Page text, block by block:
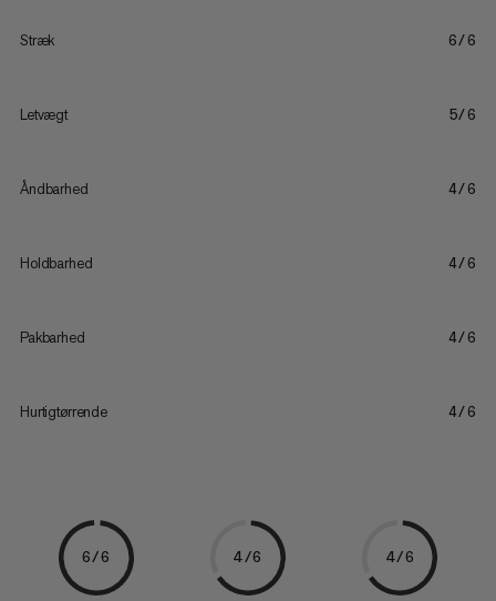
Stræk 6/6
Letvægt 5/6
Åndbarhed 4/6
Holdbarhed 4/6
Pakbarhed 4/6
Hurtigtørrende 4/6
6/6 4/6 4/6